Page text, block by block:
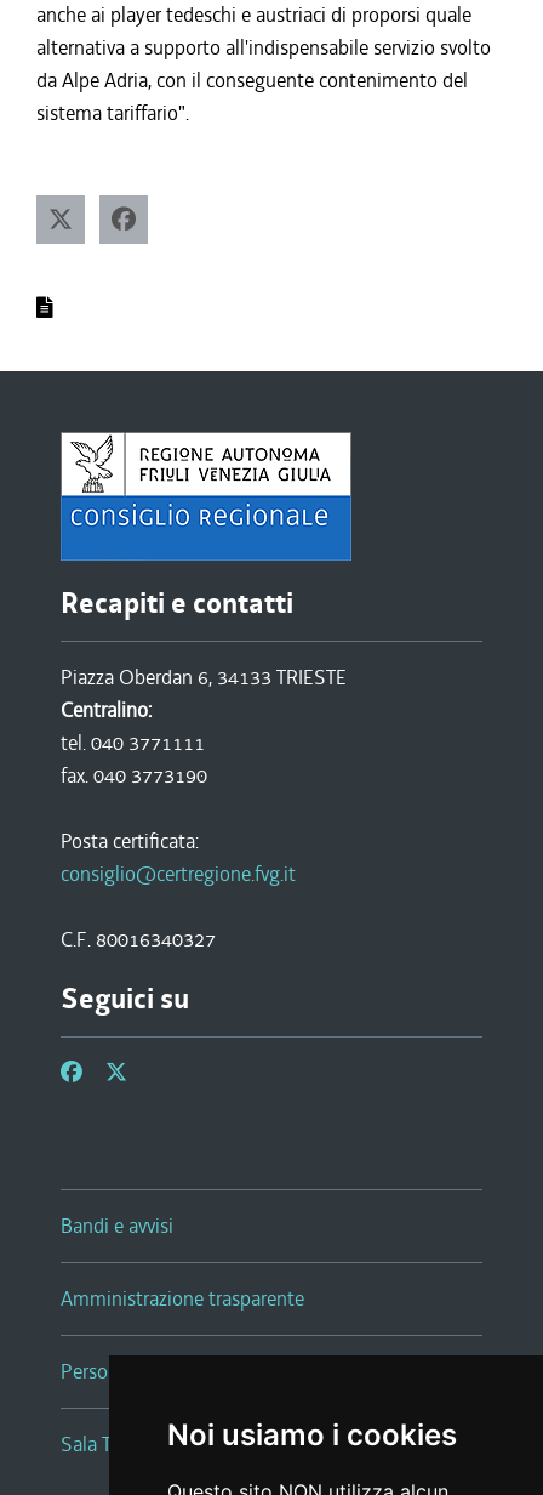
Noi usiamo i cookies
anche ai player tedeschi e austriaci di proporsi quale
alternativa a supporto all'indispensabile servizio svolto
da Alpe Adria, con il conseguente contenimento del
sistema tariffario".
Recapiti e contatti
Piazza Oberdan 6, 34133 TRIESTE
Centralino:
tel. 040 3771111
fax. 040 3773190
Posta certificata:
consiglio@certregione.fvg.it
C.F. 80016340327
Seguici su
Bandi e avvisi
Amministrazione trasparente
Persone e Uffici
Sala Tiziano Tessitori